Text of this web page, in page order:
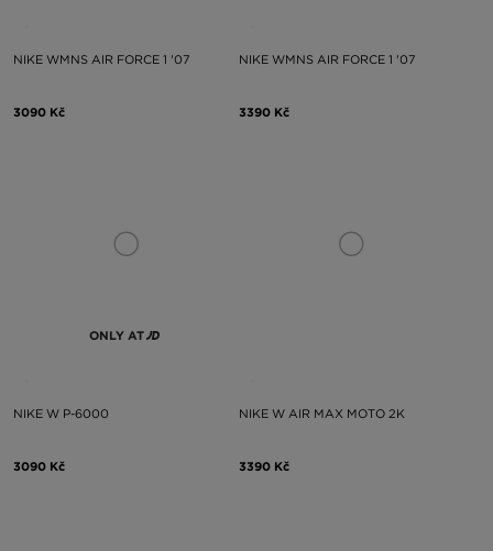
NIKE WMNS AIR FORCE 1 '07
3090 Kč
NIKE WMNS AIR FORCE 1 '07
3390 Kč
ONLY AT
NIKE W P-6000
3090 Kč
NIKE W AIR MAX MOTO 2K
3390 Kč